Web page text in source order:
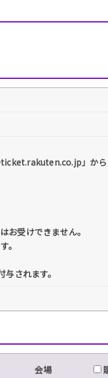
」か
お受けできません。
。
されます。
会場